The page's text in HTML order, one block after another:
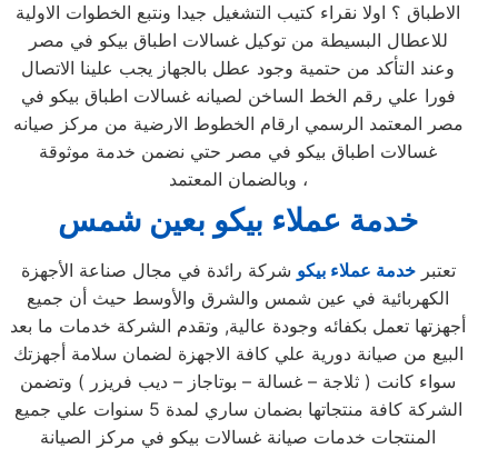
الاطباق ؟ اولا نقراء كتيب التشغيل جيدا ونتبع الخطوات الاولية
للاعطال البسيطة من توكيل غسالات اطباق بيكو في مصر
وعند التأكد من حتمية وجود عطل بالجهاز يجب علينا الاتصال
فورا علي رقم الخط الساخن لصيانه غسالات اطباق بيكو في
مصر المعتمد الرسمي ارقام الخطوط الارضية من مركز صيانه
غسالات اطباق بيكو في مصر حتي نضمن خدمة موثوقة
وبالضمان المعتمد ،
خدمة عملاء بيكو بعين شمس
تعتبرخدمة عملاء بيكو شركة رائدة في مجال صناعة الأجهزة
الكهربائية في عين شمس والشرق والأوسط حيث أن جميع
أجهزتها تعمل بكفائه وجودة عالية, وتقدم الشركة خدمات ما بعد
البيع من صيانة دورية علي كافة الاجهزة لضمان سلامة أجهزتك
سواء كانت ( ثلاجة – غسالة – بوتاجاز – ديب فريزر ) وتضمن
الشركة كافة منتجاتها بضمان ساري لمدة 5 سنوات علي جميع
المنتجات خدمات صيانة غسالات بيكو في مركز الصيانة